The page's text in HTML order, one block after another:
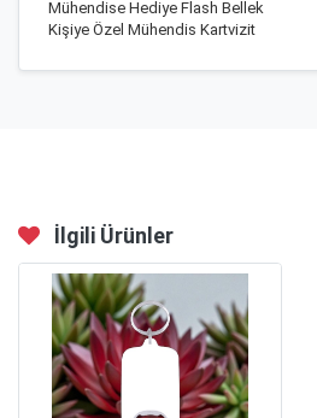
Mühendise Hediye Flash Bellek
Kişiye Özel Mühendis Kartvizit
İlgili Ürünler